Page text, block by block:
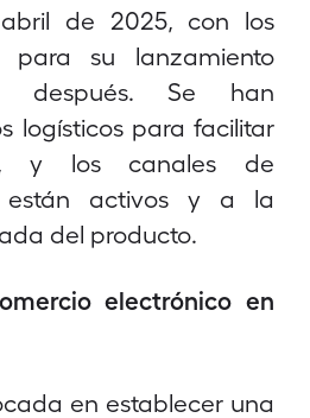
de 2025, con los
para su lanzamiento
después. Se han
logísticos para facilitar
y los canales de
están activos y a la
del producto.
electrónico en
en establecer una